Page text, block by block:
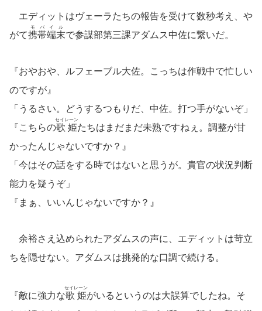
エディットはヴェーラたちの報告を受けて数秒考え、や
がて携帯端末
モバイル
で参謀部第三課アダムス中佐に繋いだ。
『おやおや、ルフェーブル大佐。こっちは作戦中で忙しい
のですが』
「うるさい。どうするつもりだ、中佐。打つ手がないぞ」
『こちらの歌姫
セイレーン
たちはまだまだ未熟ですねぇ。調整が甘
かったんじゃないですか？』
「今はその話をする時ではないと思うが。貴官の状況判断
能力を疑うぞ」
『まぁ、いいんじゃないですか？』
余裕さえ込められたアダムスの声に、エディットは苛立
ちを隠せない。アダムスは挑発的な口調で続ける。
『敵に強力な歌姫
セイレーン
がいるというのは大誤算でしたね。そ